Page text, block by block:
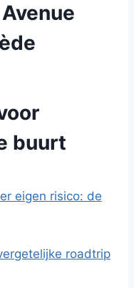
buurt
eigen risico: de
roadtrip